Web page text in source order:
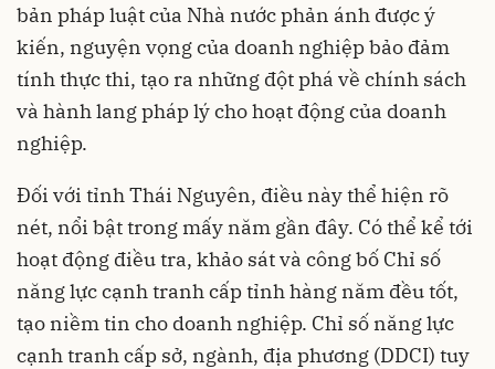
bản pháp luật của Nhà nước phản ánh được ý
kiến, nguyện vọng của doanh nghiệp bảo đảm
tính thực thi, tạo ra những đột phá về chính sách
và hành lang pháp lý cho hoạt động của doanh
nghiệp.
Đối với tỉnh Thái Nguyên, điều này thể hiện rõ
nét, nổi bật trong mấy năm gần đây. Có thể kể tới
hoạt động điều tra, khảo sát và công bố Chỉ số
năng lực cạnh tranh cấp tỉnh hàng năm đều tốt,
tạo niềm tin cho doanh nghiệp. Chỉ số năng lực
cạnh tranh cấp sở, ngành, địa phương (DDCI) tuy